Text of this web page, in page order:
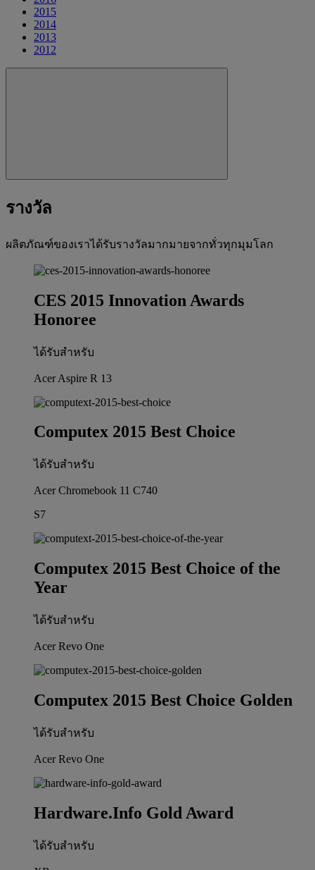
2015
2014
2013
2012
รางวัล
ผลิตภัณฑ์ของเราได้รับรางวัลมากมายจากทั่วทุกมุมโลก
CES 2015 Innovation Awards
Honoree
ได้รับสำหรับ
Acer Aspire R 13
Computex 2015 Best Choice
ได้รับสำหรับ
Acer Chromebook 11 C740
S7
Computex 2015 Best Choice of the
Year
ได้รับสำหรับ
Acer Revo One
Computex 2015 Best Choice Golden
ได้รับสำหรับ
Acer Revo One
Hardware.Info Gold Award
ได้รับสำหรับ